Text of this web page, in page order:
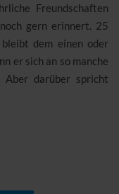
Freundschaften
gern erinnert. 25
dem einen oder
er sich an so manche
Aber darüber spricht